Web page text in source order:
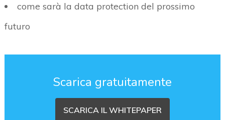
come sarà la data protection del prossimo
futuro
Scarica gratuitamente
SCARICA IL WHITEPAPER